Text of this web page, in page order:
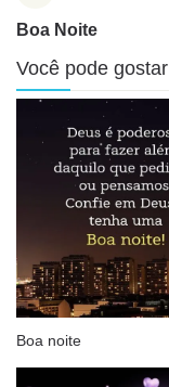
Boa Noite
Você pode gostar
Boa noite